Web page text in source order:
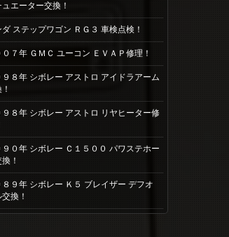
ュエーター交換！
ステップワゴン ＲＧ３ 車検点検！
０７年 ＧＭＣ ユーコン ＥＶＡＰ修理！
９８年 シボレー アストロ アイドラアーム
９８年 シボレー アストロ リヤヒーター修
９０年 シボレー Ｃ１５００ パワステホー
！
８９年 シボレー Ｋ５ ブレイザー デフオ
換！